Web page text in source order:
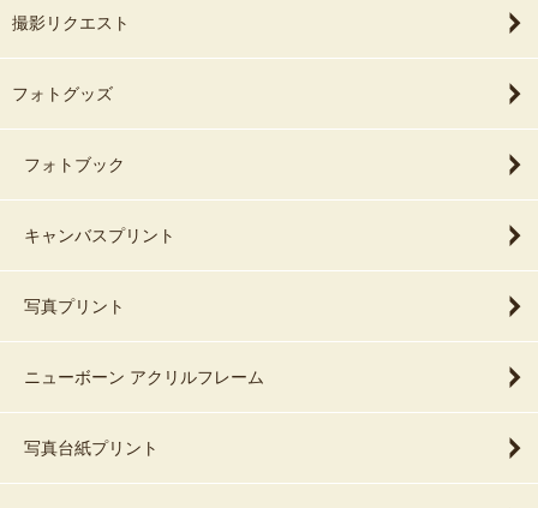
撮影リクエスト
フォトグッズ
フォトブック
キャンバスプリント
写真プリント
ニューボーン アクリルフレーム
写真台紙プリント